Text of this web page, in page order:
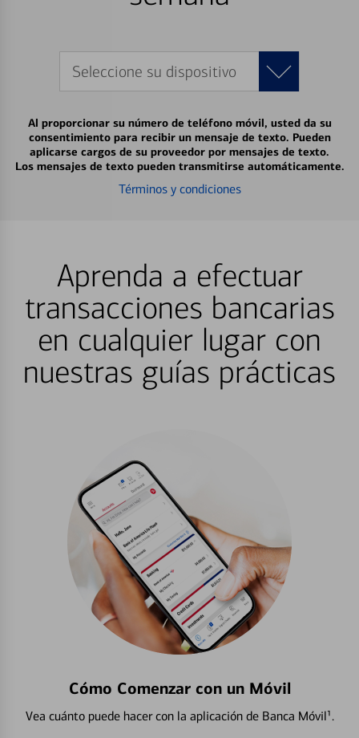
Seleccione su dispositivo
Al proporcionar su número de teléfono móvil, usted da su
consentimiento para recibir un mensaje de texto. Pueden
aplicarse cargos de su proveedor por mensajes de texto.
Los mensajes de texto pueden transmitirse automáticamente.
Términos y condiciones
Aprenda a efectuar
transacciones bancarias
en cualquier lugar con
nuestras guías prácticas
Cómo Comenzar con un Móvil
Vea cuánto puede hacer con la aplicación de Banca Móvil¹.